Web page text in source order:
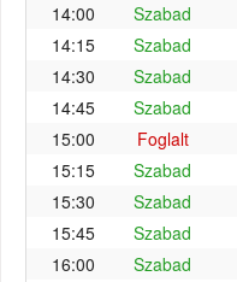
14:00
Szabad
14:15
Szabad
14:30
Szabad
14:45
Szabad
15:00
Foglalt
15:15
Szabad
15:30
Szabad
15:45
Szabad
16:00
Szabad